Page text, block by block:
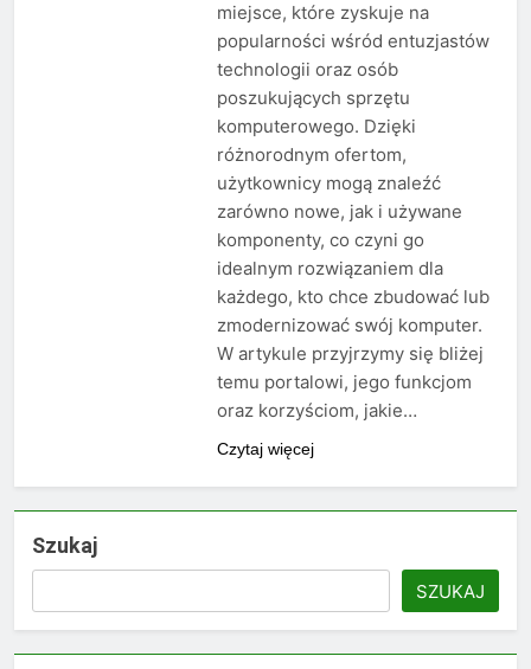
miejsce, które zyskuje na
popularności wśród entuzjastów
technologii oraz osób
poszukujących sprzętu
komputerowego. Dzięki
różnorodnym ofertom,
użytkownicy mogą znaleźć
zarówno nowe, jak i używane
komponenty, co czyni go
idealnym rozwiązaniem dla
każdego, kto chce zbudować lub
zmodernizować swój komputer.
W artykule przyjrzymy się bliżej
temu portalowi, jego funkcjom
oraz korzyściom, jakie…
Czytaj więcej
Szukaj
SZUKAJ